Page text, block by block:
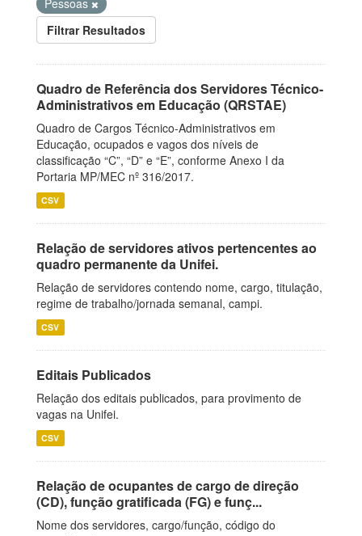
Pessoas
Filtrar Resultados
Quadro de Referência dos Servidores Técnico-
Administrativos em Educação (QRSTAE)
Quadro de Cargos Técnico-Administrativos em
Educação, ocupados e vagos dos níveis de
classificação “C”, “D” e “E”, conforme Anexo I da
Portaria MP/MEC nº 316/2017.
CSV
Relação de servidores ativos pertencentes ao
quadro permanente da Unifei.
Relação de servidores contendo nome, cargo, titulação,
regime de trabalho/jornada semanal, campi.
CSV
Editais Publicados
Relação dos editais publicados, para provimento de
vagas na Unifei.
CSV
Relação de ocupantes de cargo de direção
(CD), função gratificada (FG) e funç...
Nome dos servidores, cargo/função, código do